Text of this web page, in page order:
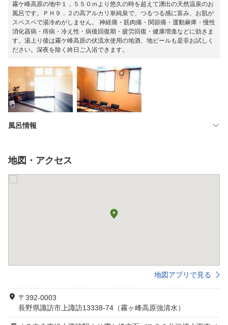
霧ケ峰高原の地中１，５５０ｍより悠久の時を超えて湧出の天然温泉のお
風呂です。ＰＨ９．２の高アルカリ単純泉で、つるつる感に富み、お肌が
スベスベで湯冷めがしません。 神経痛・筋肉痛・関節痛・運動麻痺・慢性
消化器病・痔病・冷え性・病後回復期・疲労回復・健康増進などに効きま
す。湯上り後は霧ケ峰高原の伏流水使用の地酒、地ビールも是非お試しく
ださい。深夜を除く終日ご入浴できます。
風呂情報
地図・アクセス
地図アプリで見る
〒392-0003
長野県諏訪市上諏訪13338-74（霧ヶ峰高原強清水）